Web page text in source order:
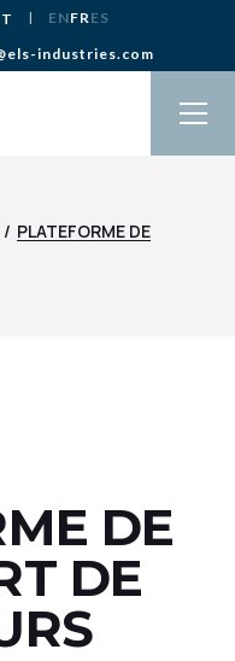
industries.com
ENFRES
PLATEFORME DE
DE
DE